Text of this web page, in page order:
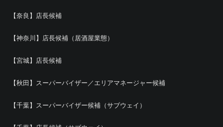
【奈良】店長候補
【神奈川】店長候補（居酒屋業態）
【宮城】店長候補
【秋田】スーパーバイザー／エリアマネージャー候補
【千葉】スーパーバイザー候補（サブウェイ）